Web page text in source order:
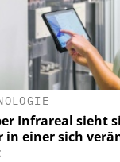
Infrareal sieht
einer sich